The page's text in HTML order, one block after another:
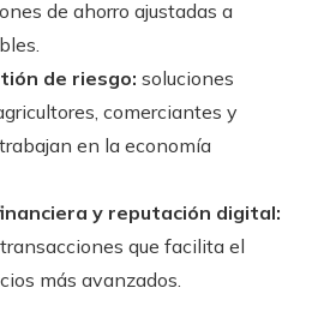
de ahorro ajustadas a
de riesgo: soluciones
comerciantes y
en la economía
y reputación digital:
que facilita el
más avanzados.